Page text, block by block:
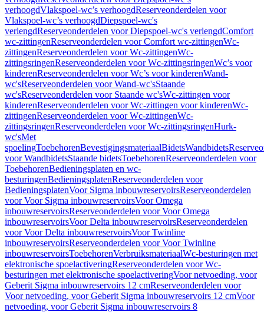
verhoogdVlakspoel-wc’s verhoogdReserveonderdelen voor
Vlakspoel-wc’s verhoogdDiepspoel-wc's
verlengdReserveonderdelen voor Diepspoel-wc's verlengdComfort
wc-zittingenReserveonderdelen voor Comfort wc-zittingenWc-
zittingenReserveonderdelen voor Wc-zittingenWc-
zittingsringenReserveonderdelen voor Wc-zittingsringenWc’s voor
kinderenReserveonderdelen voor Wc’s voor kinderenWand-
wc'sReserveonderdelen voor Wand-wc'sStaande
wc'sReserveonderdelen voor Staande wc'sWc-zittingen voor
kinderenReserveonderdelen voor Wc-zittingen voor kinderenWc-
zittingenReserveonderdelen voor Wc-zittingenWc-
zittingsringenReserveonderdelen voor Wc-zittingsringenHurk-
wc'sMet
spoelingToebehorenBevestigingsmateriaalBidetsWandbidets
voor WandbidetsStaande bidetsToebehorenReserveonderdelen voor
ToebehorenBedieningsplaten en wc-
besturingenBedieningsplatenReserveonderdelen voor
BedieningsplatenVoor Sigma inbouwreservoirsReserveonderdelen
voor Voor Sigma inbouwreservoirsVoor Omega
inbouwreservoirsReserveonderdelen voor Voor Omega
inbouwreservoirsVoor Delta inbouwreservoirsReserveonderdelen
voor Voor Delta inbouwreservoirsVoor Twinline
inbouwreservoirsReserveonderdelen voor Voor Twinline
inbouwreservoirsToebehorenVerbruiksmateriaalWc-besturingen met
elektronische spoelactiveringReserveonderdelen voor Wc-
besturingen met elektronische spoelactiveringVoor netvoeding, voor
Geberit Sigma inbouwreservoirs 12 cmReserveonderdelen voor
Voor netvoeding, voor Geberit Sigma inbouwreservoirs 12 cmVoor
netvoeding, voor Geberit Sigma inbouwreservoirs 8